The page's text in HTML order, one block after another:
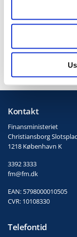
Pressetelefon
Kontakt
Finansministeriet
Christiansborg
1218 København K
3392 3333
fm@fm.dk
EAN: 5798000010505
CVR: 10108330
Telefontid